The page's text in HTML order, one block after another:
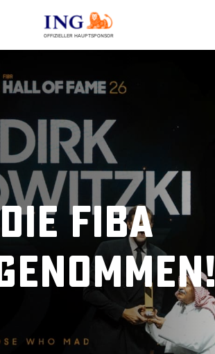
OFFIZIELLER HAUPTSPONSOR
FIBA